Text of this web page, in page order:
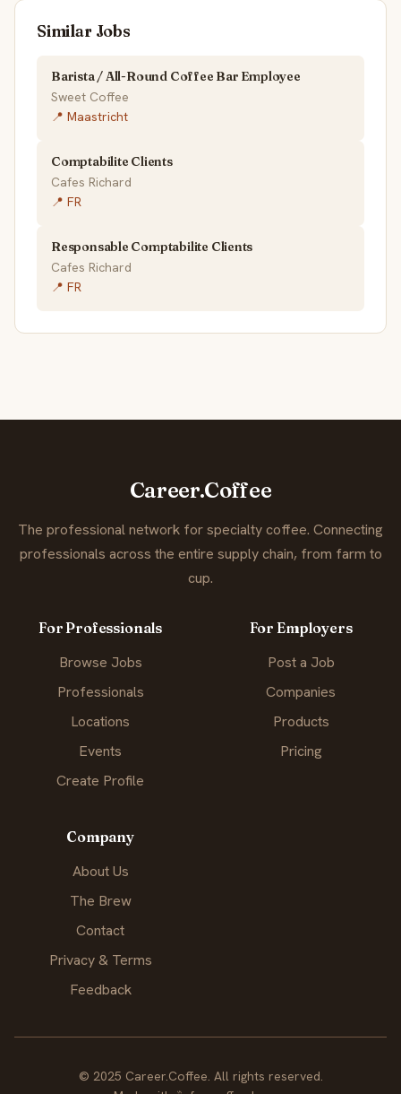
Similar Jobs
Barista / All-Round Coffee Bar Employee
Sweet Coffee
📍 Maastricht
Comptabilite Clients
Cafes Richard
📍 FR
Responsable Comptabilite Clients
Cafes Richard
📍 FR
Career.Coffee
The professional network for specialty coffee. Connecting
professionals across the entire supply chain, from farm to
cup.
For Professionals
Browse Jobs
Professionals
Locations
Events
Create Profile
For Employers
Post a Job
Companies
Products
Pricing
Company
About Us
The Brew
Contact
Privacy & Terms
Feedback
© 2025 Career.Coffee. All rights reserved.